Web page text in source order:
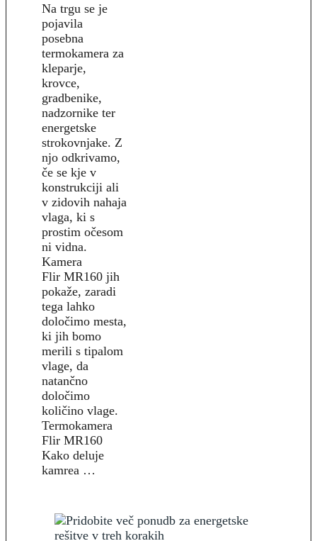
Na trgu se je
pojavila
posebna
termokamera za
kleparje,
krovce,
gradbenike,
nadzornike ter
energetske
strokovnjake. Z
njo odkrivamo,
če se kje v
konstrukciji ali
v zidovih nahaja
vlaga, ki s
prostim očesom
ni vidna.
Kamera
Flir MR160 jih
pokaže, zaradi
tega lahko
določimo mesta,
ki jih bomo
merili s tipalom
vlage, da
natančno
določimo
količino vlage.
Termokamera
Flir MR160
Kako deluje
kamrea …